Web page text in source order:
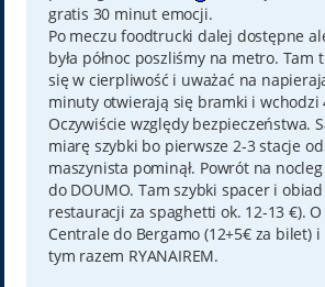
gratis 30 minut emocji.
Po meczu foodtrucki dalej dostępne
była północ poszliśmy na metro. Tam
się w cierpliwość i uważać na
minuty otwierają się bramki i wchodzi
Oczywiście względy bezpieczeństwa.
miarę szybki bo pierwsze 2-3 stacje
maszynista pominął. Powrót na
do DOUMO. Tam szybki spacer i
restauracji za spaghetti ok. 12-13 €).
Centrale do Bergamo (12+5€ za bilet)
tym razem RYANAIREM.